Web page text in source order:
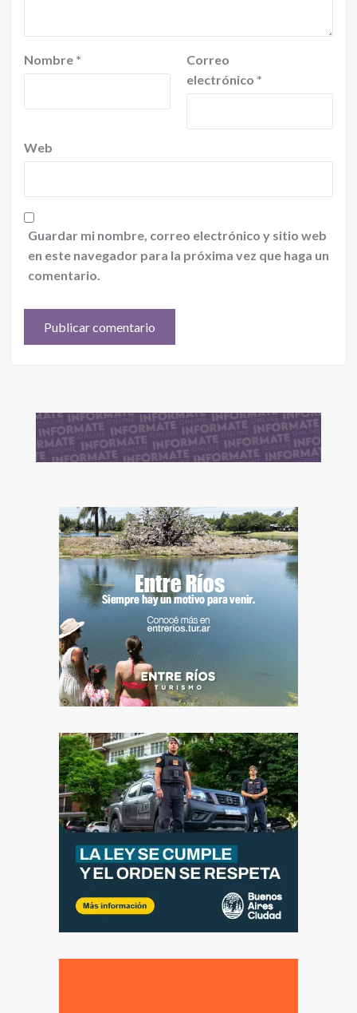
Nombre *
Correo
electrónico *
Web
Guardar mi nombre, correo electrónico y sitio web
en este navegador para la próxima vez que haga un
comentario.